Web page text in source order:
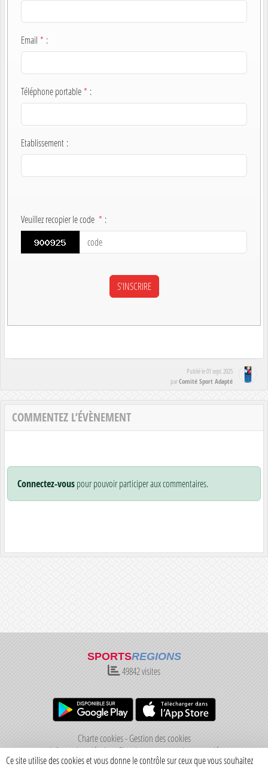
Email * :
Téléphone portable* :
Etablissement :
Veuillez recopier le code * :
Publié le01 sept. 2025
parComité Sport Adapté
COMMENTEZ L’ÉVÈNEMENT
Connectez-vouspour pouvoir participer aux commentaires.
SPORTSREGIONS
49842visites
Charte cookies Gestion des cookies
Informations légales Signaler un contenu inapproprié
Ce site utilise des cookies et vous donne le contrôle sur ceux que vous souhaitez